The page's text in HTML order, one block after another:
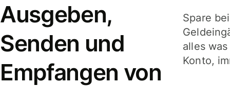
Ausgeben,
Senden und
Empfangen von
Spare
alles
Konto,